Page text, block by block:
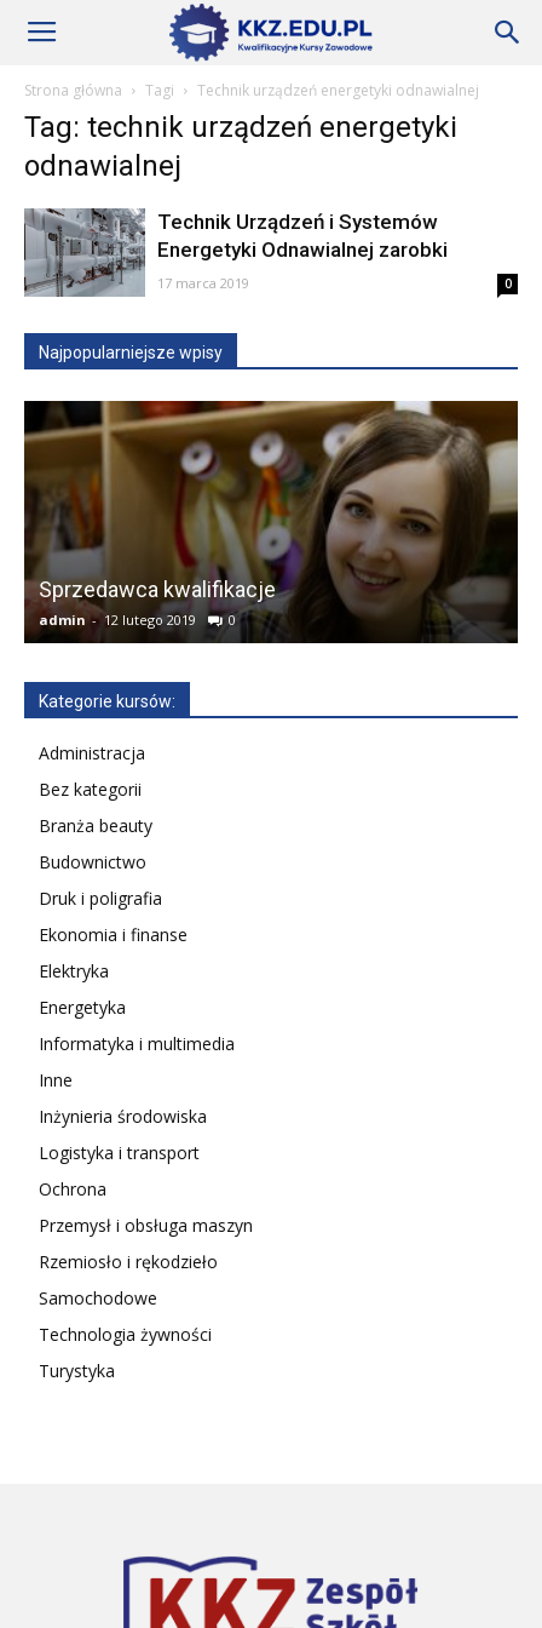
Szkoły
KKZ
Aktualności
Strona główna Tagi Technik urządzeń energetyki odnawialnej
Tag: technik urządzeń energetyki
odnawialnej
Technik Urządzeń i Systemów
Energetyki Odnawialnej zarobki
17 marca 2019 0
Najpopularniejsze wpisy
Sprzedawca kwalifikacje
admin - 12 lutego 2019 0
Kategorie kursów:
Administracja
Bez kategorii
Branża beauty
Budownictwo
Druk i poligrafia
Ekonomia i finanse
Elektryka
Energetyka
Informatyka i multimedia
Inne
Inżynieria środowiska
Logistyka i transport
Ochrona
Przemysł i obsługa maszyn
Rzemiosło i rękodzieło
Samochodowe
Technologia żywności
Turystyka